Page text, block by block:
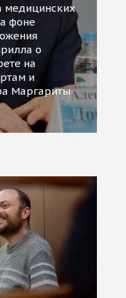
медицинских
фоне
о
на
и
Маргариты